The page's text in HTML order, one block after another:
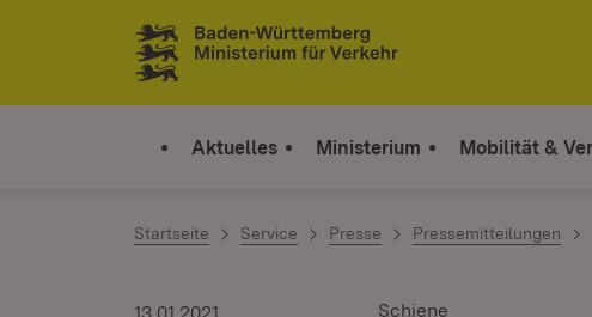
Zum Inhalt springen
Link zur Startseite
Aktuelles Ministerium Mobilität &
Startseite Service Presse Pressemitteilungen
Schiene